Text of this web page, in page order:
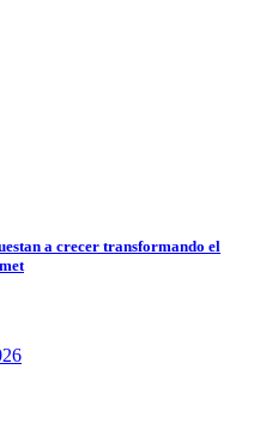
a crecer transformando el